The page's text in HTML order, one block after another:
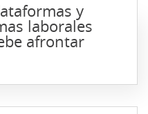
y
laborales
afrontar